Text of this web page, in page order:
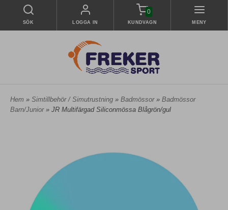
SÖK LOGGA IN
0
KUNDVAGN MENY
Hem » Simtillbehör / Simutrustning » Badmössor » Badmössor
Barn/Junior » JR Multifärgad Siliconmössa Blågrön/gul